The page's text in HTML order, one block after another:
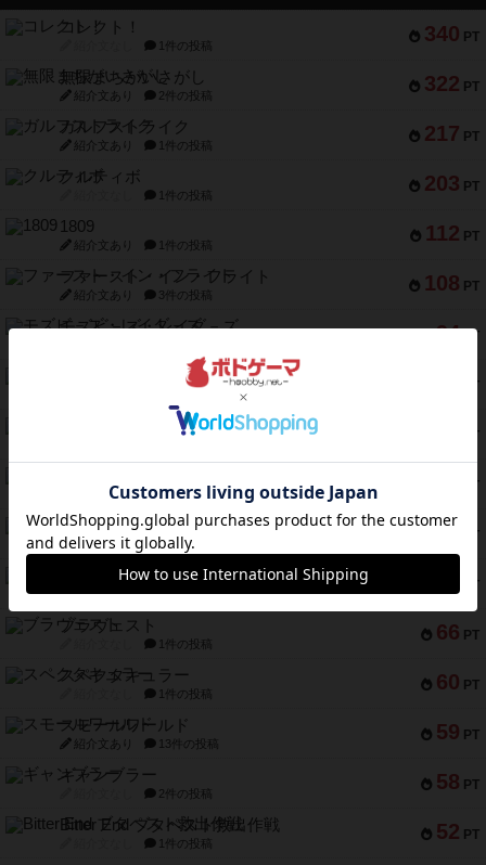
340 PT
コレクト！
1件の投稿
322 PT
無限まちがいさがし
紹介文あり 2件の投稿
217 PT
ガルフストライク
紹介文あり 1件の投稿
203 PT
クルティボ
1件の投稿
112 PT
1809
紹介文あり 1件の投稿
108 PT
ファースト・イン・フライト
紹介文あり 3件の投稿
94 PT
モズビ－ズ・レイダ－ズ
PT
テンプテーション
PT
PT
紹介文あり 8件の投稿
73 PT
リスボン・トラム 28
紹介文あり 9件の投稿
PT
アマナイト
紹介文なし 1件の投稿
66 PT
ブラヴェスト
1件の投稿
60 PT
スペクタキュラー
1件の投稿
59 PT
スモールワールド
紹介文あり 13件の投稿
58 PT
ギャンブラー
2件の投稿
52 PT
Bitter End ブタペスト救出作戦
1件の投稿